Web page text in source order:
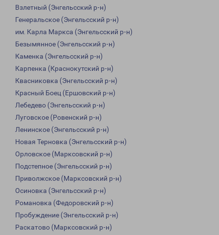
Взлетный (Энгельсский р-н)
Генеральское (Энгельсский р-н)
им. Карла Маркса (Энгельсский р-н)
Безымянное (Энгельсский р-н)
Каменка (Энгельсский р-н)
Карпенка (Краснокутский р-н)
Квасниковка (Энгельсский р-н)
Красный Боец (Ершовский р-н)
Лебедево (Энгельсский р-н)
Луговское (Ровенский р-н)
Ленинское (Энгельсский р-н)
Новая Терновка (Энгельсский р-н)
Орловское (Марксовский р-н)
Подстепное (Энгельсский р-н)
Приволжское (Марксовский р-н)
Осиновка (Энгельсский р-н)
Романовка (Федоровский р-н)
Пробуждение (Энгельсский р-н)
Раскатово (Марксовский р-н)